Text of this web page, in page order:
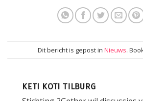
Dit bericht is gepost in Nieuws.
KETI KOTI TILBURG